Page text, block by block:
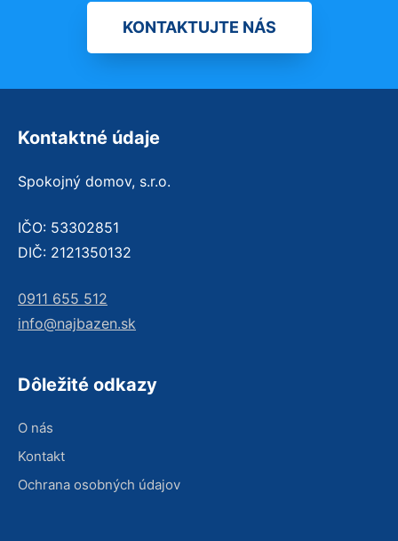
KONTAKTUJTE NÁS
Kontaktné údaje
Spokojný domov, s.r.o.
IČO: 53302851
DIČ: 2121350132
0911 655 512
info@najbazen.sk
Dôležité odkazy
O nás
Kontakt
Ochrana osobných údajov